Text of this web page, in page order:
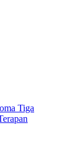
Tiga